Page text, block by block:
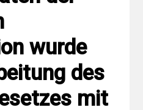
wurde
des
mit